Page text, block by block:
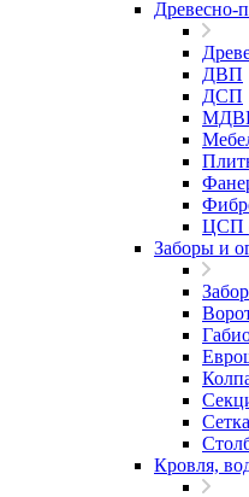
Древесно-
ДВП
ДСП
ЦСП
Заборы и
Кровля,